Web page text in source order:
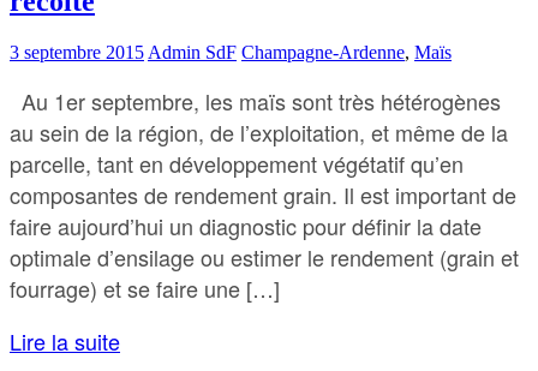
3 septembre 2015 Admin SdF Champagne-Ardenne, Maïs
Au 1er septembre, les maïs sont très hétérogènes
au sein de la région, de l’exploitation, et même de la
parcelle, tant en développement végétatif qu’en
composantes de rendement grain. Il est important de
faire aujourd’hui un diagnostic pour définir la date
optimale d’ensilage ou estimer le rendement (grain et
fourrage) et se faire une […]
Lire la suite